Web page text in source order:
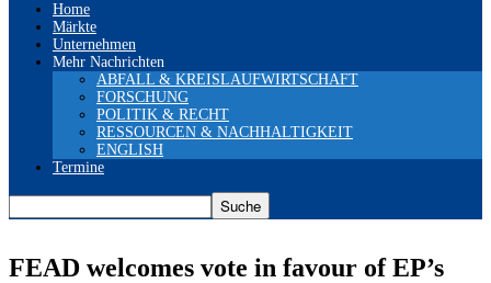
Home
Märkte
Unternehmen
Mehr Nachrichten
ABFALL & KREISLAUFWIRTSCHAFT
FORSCHUNG
POLITIK & RECHT
RESSOURCEN & NACHHALTIGKEIT
ENGLISH
Termine
FEAD welcomes vote in favour of EP’s